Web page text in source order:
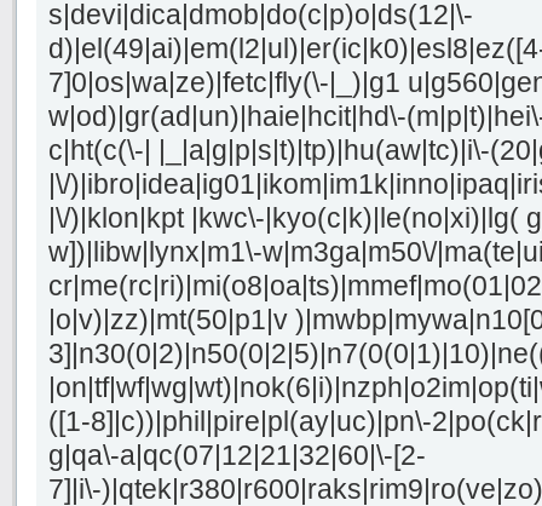
s|devi|dica|dmob|do(c|p)o|ds(12|\-
7]0|os|wa|ze)|fetc|fly(\-|_)|g1
w|od)|gr(ad|un)|haie|hcit|hd\-
c|ht(c(\-| |_|a|g|p|s|t)|tp)|hu(aw|tc)|i\-
|\/
|\/)|klon|kpt |kwc\-|kyo(c|k)|le(no|xi)|lg(
w])|libw|lynx|m1\-w|m3ga|m50\/
|o|v)|zz)|mt(50|p1|v
([1-8]|c))|phil|pire|pl(ay|uc)|pn\-
g|qa\-a|qc(07|12|21|32|60|\-[2-
7]|i\-